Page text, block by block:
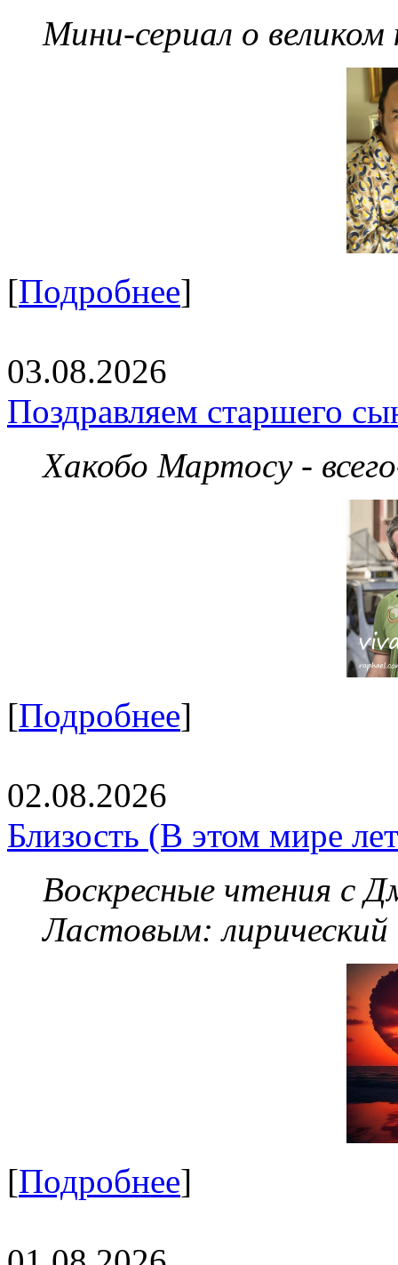
Мини-сериал о великом
[Подробнее]
03.08.2026
Поздравляем старшего
Хакобо Мартосу -
[Подробнее]
02.08.2026
Близость (В этом мире
Воскресные чтения с
Ластовым:
[Подробнее]